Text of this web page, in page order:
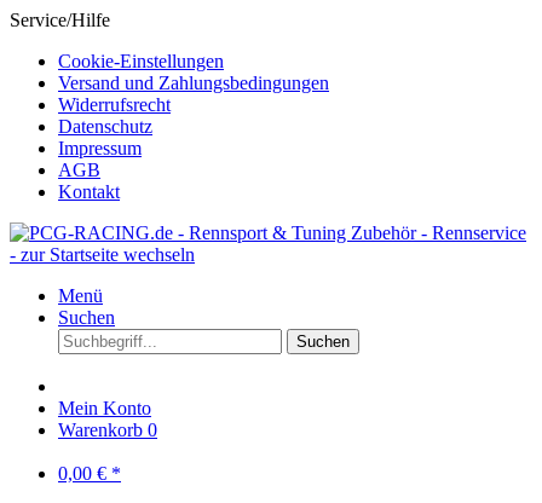
Service/Hilfe
Cookie-Einstellungen
Versand und Zahlungsbedingungen
Widerrufsrecht
Datenschutz
Impressum
AGB
Kontakt
Menü
Suchen
Suchen
Mein Konto
Warenkorb 0
0,00 € *